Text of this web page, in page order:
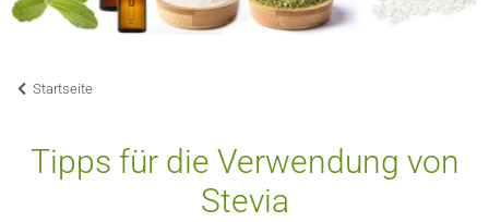
Startseite
Tipps für die Verwendung von
Stevia